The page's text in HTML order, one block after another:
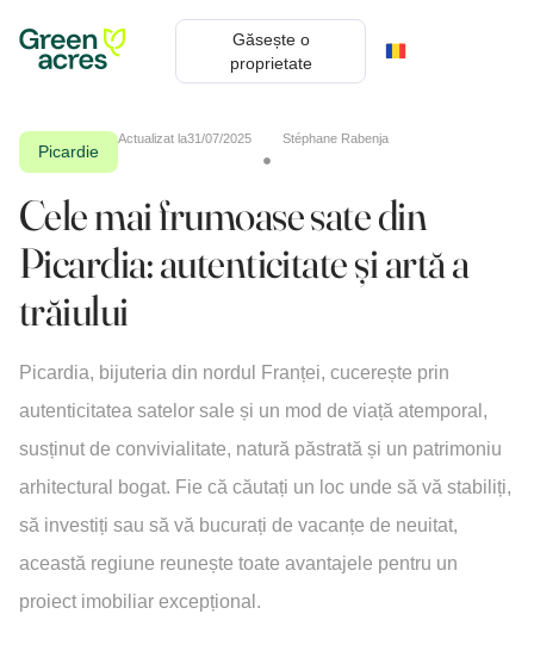
Găsește o
proprietate
Picardie
Actualizat la31/07/2025 Stéphane Rabenja
Cele mai frumoase sate din
Picardia: autenticitate și artă a
trăiului
Picardia, bijuteria din nordul Franței, cucerește prin
autenticitatea satelor sale și un mod de viață atemporal,
susținut de convivialitate, natură păstrată și un patrimoniu
arhitectural bogat. Fie că căutați un loc unde să vă stabiliți,
să investiți sau să vă bucurați de vacanțe de neuitat,
această regiune reunește toate avantajele pentru un
proiect imobiliar excepțional.